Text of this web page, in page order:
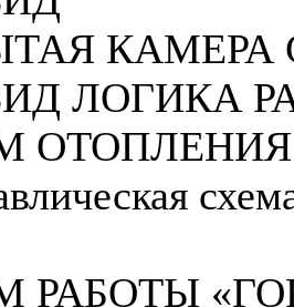
КАМЕРА
ЛОГИКА
ОТОПЛЕНИЯ
РАБОТЫ